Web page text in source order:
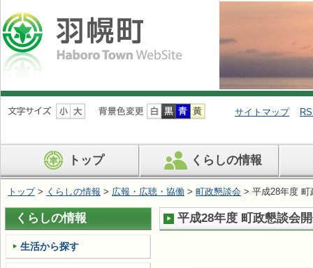
ナ
ビ
ン
を
ば
す
サイトマップ
トップ くらしの情報
トップ> くらしの情報 > 広報・広聴・協働 > 町政懇談会 > 平成28年度 町
平成28年度 町政懇談会
くらしの情報
生活から探す